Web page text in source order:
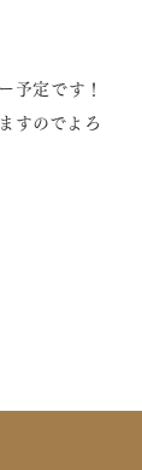
予定です！
すのでよろ